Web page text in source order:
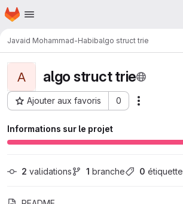
Passer au contenu principal
Page d'accueil
Javaid Mohammad-Habibalgo struct trie
A algo struct trie
Ajouter aux favoris 0
ID du projet : 1330
Informations sur le projet
2 validations 1 branche 0 étiquette